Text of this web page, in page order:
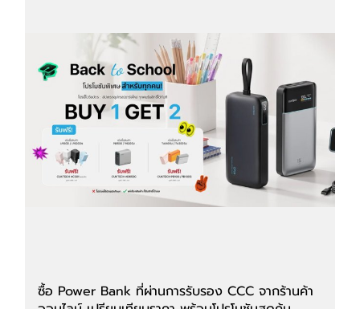
ซื้อ Power Bank ที่ผ่านการรับรอง CCC จากร้านค้า